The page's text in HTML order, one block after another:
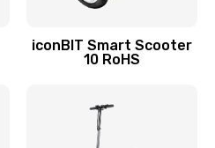
iconBIT Smart Scooter
10 RoHS